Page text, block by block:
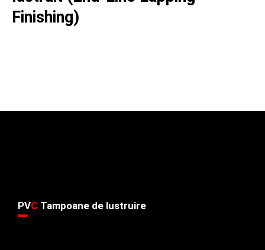
Finishing)
PVC Tampoane de lustruire